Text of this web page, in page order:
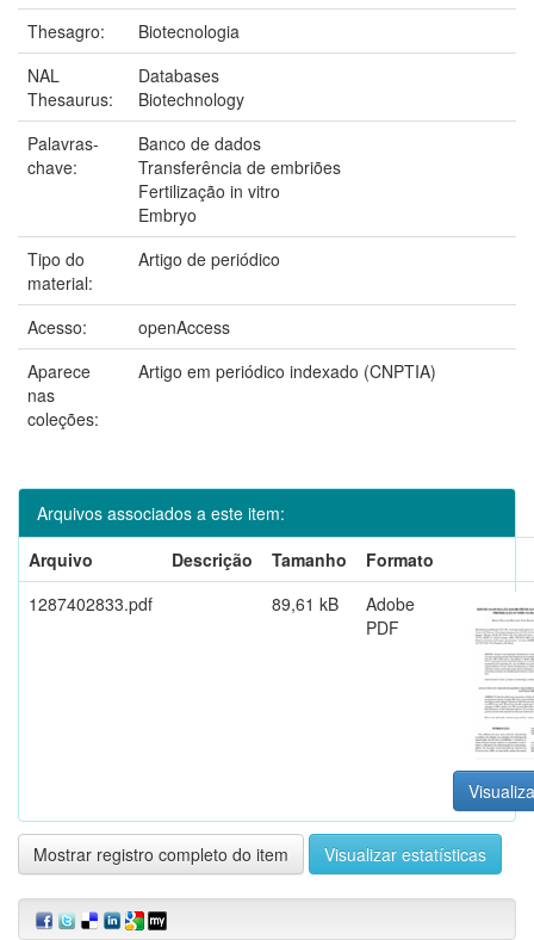
Thesagro:
Biotecnologia
NAL
Thesaurus:
Databases
Biotechnology
Palavras-
chave:
Banco de dados
Transferência de embriões
Fertilização in vitro
Embryo
Tipo do
material:
Artigo de periódico
Acesso:
openAccess
Aparece
nas
coleções:
Artigo em periódico indexado (CNPTIA)
Arquivos associados a este item:
Arquivo
Descrição Tamanho
Formato
1287402833.pdf
89,61 kB
Adobe
PDF
Mostrar registro completo do item Visualizar estatísticas